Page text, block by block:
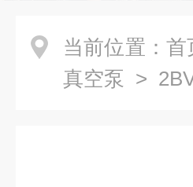
当前位置： 首
真空泵 >